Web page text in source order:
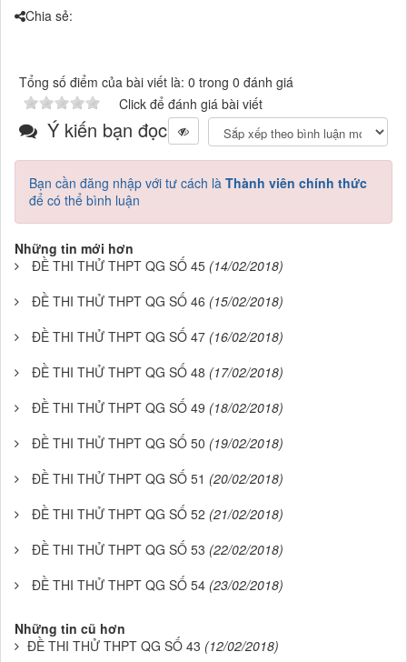
Chia sẻ:
Tổng số điểm của bài viết là: 0 trong 0 đánh giá
Click để đánh giá bài viết
Ý kiến bạn đọc
Bạn cần đăng nhập với tư cách là Thành viên chính thức
để có thể bình luận
Những tin mới hơn
ĐỀ THI THỬ THPT QG SỐ 45 (14/02/2018)
ĐỀ THI THỬ THPT QG SỐ 46 (15/02/2018)
ĐỀ THI THỬ THPT QG SỐ 47 (16/02/2018)
ĐỀ THI THỬ THPT QG SỐ 48 (17/02/2018)
ĐỀ THI THỬ THPT QG SỐ 49 (18/02/2018)
ĐỀ THI THỬ THPT QG SỐ 50 (19/02/2018)
ĐỀ THI THỬ THPT QG SỐ 51 (20/02/2018)
ĐỀ THI THỬ THPT QG SỐ 52 (21/02/2018)
ĐỀ THI THỬ THPT QG SỐ 53 (22/02/2018)
ĐỀ THI THỬ THPT QG SỐ 54 (23/02/2018)
Những tin cũ hơn
ĐỀ THI THỬ THPT QG SỐ 43 (12/02/2018)